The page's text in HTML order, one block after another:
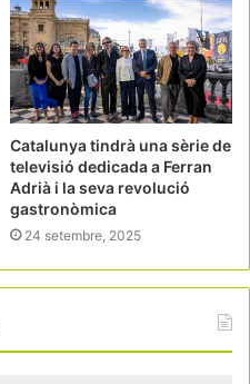
Catalunya tindrà una sèrie de
televisió dedicada a Ferran
Adrià i la seva revolució
gastronòmica
24 setembre, 2025